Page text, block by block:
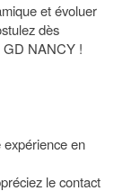
et évoluer
dès
GD NANCY !
en
le contact